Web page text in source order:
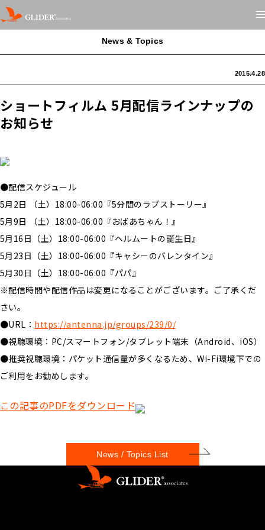
News & Topics
2015.4.28
ショートフィルム 5月配信ラインナップの
お知らせ
●配信スケジュール
5月2日 （土）18:00-06:00『5分間のラブストーリー』
5月9日 （土）18:00-06:00『おばあちゃん！︎』
5月16日（土）18:00-06:00『ヘルムートの誕生日』
5月23日（土）18:00-06:00『キャシーのバレンタイン︎』
5月30日（土）18:00-06:00『パパ︎』
※配信時間や配信作品は変更になることがございます。ご了承くだ
さい。
●URL： https://antenna.jp/groups/239/0/
●視聴環境：PC/スマートフォン/タブレット端末（Android、iOS）
●推奨視聴環境：パケット通信量が多くなるため、Wi-Fi環境下での
ご利用をお勧めします。
この記事のPDFをダウンロード
News / Topics List